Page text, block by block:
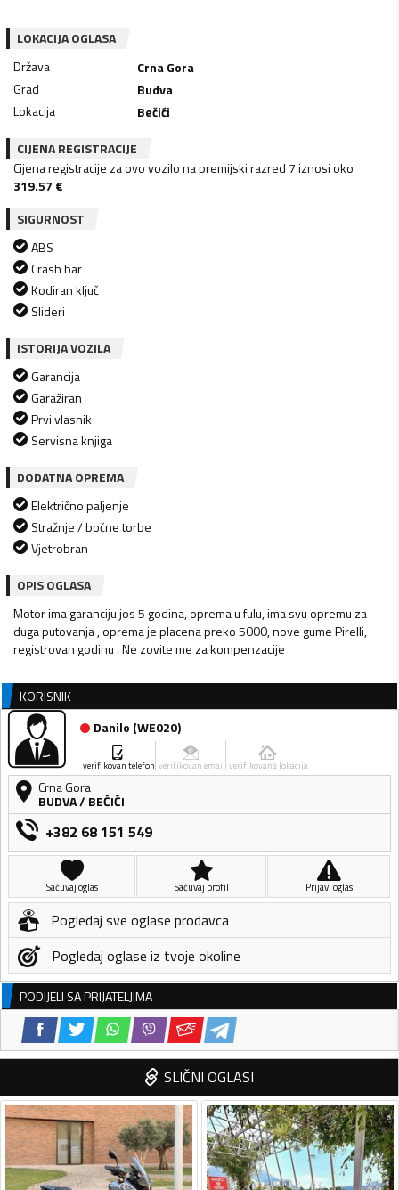
LOKACIJA OGLASA
Država
Crna Gora
Grad
Budva
Lokacija
Bečići
CIJENA REGISTRACIJE
Cijena registracije za ovo vozilo na premijski razred 7 iznosi oko
319.57 €
SIGURNOST
ABS
Crash bar
Kodiran ključ
Slideri
ISTORIJA VOZILA
Garancija
Garažiran
Prvi vlasnik
Servisna knjiga
DODATNA OPREMA
Električno paljenje
Stražnje / bočne torbe
Vjetrobran
OPIS OGLASA
Motor ima garanciju jos 5 godina, oprema u fulu, ima svu opremu za
duga putovanja , oprema je placena preko 5000, nove gume Pirelli,
registrovan godinu . Ne zovite me za kompenzacije
KORISNIK
Danilo (WE020)
verifikovan telefon verifikovan email verifikovana lokacija
Crna Gora
BUDVA/ BEČIĆI
+382 68 151 549
Sačuvaj oglas Sačuvaj profil Prijavi oglas
Pogledaj sve oglase prodavca
Pogledaj oglase iz tvoje okoline
PODIJELI SA PRIJATELJIMA
SLIČNI OGLASI